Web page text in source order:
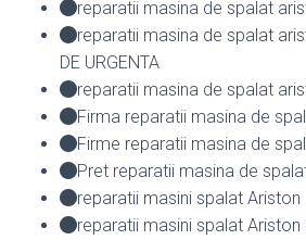
reparatii masina de spalat
reparatii masina de spalat
DE URGENTA
reparatii masina de spalat
Firma reparatii masina de
Firme reparatii masina de
Pret reparatii masina de
reparatii masini spalat Ariston
reparatii masini spalat Ariston